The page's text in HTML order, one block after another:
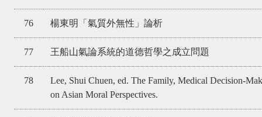
76 楊東明「氣質外無性」論析
77 王船山氣論系統的道德哲學之成立問題
78
Lee, Shui Chuen, ed. The Family, Medical Decision-
on Asian Moral Perspectives.